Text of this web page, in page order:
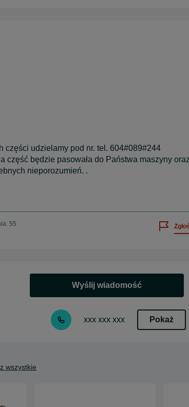
udzielamy pod nr. tel. 604#089#244
część będzie pasowała do Państwa maszyny oraz
nieporozumień. .
55 Zgłoś
Wyślij wiadomość
xxx xxx xxx Pokaż
wszystkie